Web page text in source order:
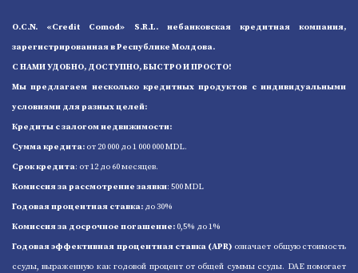
O.C.N. «Credit Comod» S.R.L. небанковская кредитная компания,
зарегистрированная в Республике Молдова.
С НАМИ УДОБНО, ДОСТУПНО, БЫСТРО И ПРОСТО!
Мы предлагаем несколько кредитных продуктов с индивидуальными
условиями для разных целей:
Кредиты с залогом недвижимости:
Сумма кредита: от 20 000 до 1 000 000 MDL.
Срок кредита: от 12 до 60 месяцев.
Комиссия за рассмотрение заявки: 500 MDL
Годовая процентная ставка: до 30%
Комиссия за досрочное погашение: 0,5% до 1%
Годовая эффективная процентная ставка (APR) означает общую стоимость
ссуды, выраженную как годовой процент от общей суммы ссуды. DAE помогает